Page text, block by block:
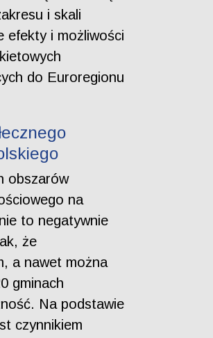
i skali
efekty i możliwości
do Euroregionu
obszarów
na
to negatywnie
że
a nawet można
gminach
Na podstawie
czynnikiem